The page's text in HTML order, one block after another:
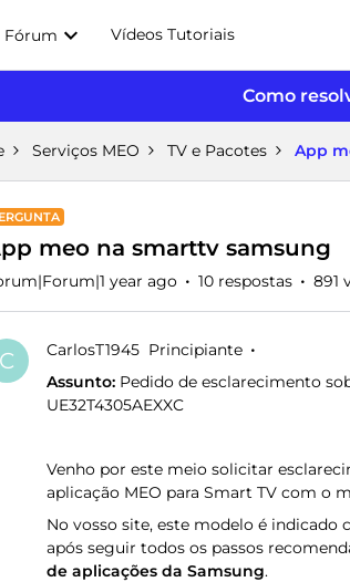
Fórum Vídeos Tutoriais
Como
Serviços MEO TV e Pacotes App
meo na smarttv samsung
year ago 10 respostas 891
C CarlosT1945 Principiante
Assunto: Pedido de esclarecimento
UE32T4305AEXXC
Venho por este meio solicitar
aplicação MEO para Smart TV com o
No vosso site, este modelo é indicado
após seguir todos os passos
de aplicações da Samsung.